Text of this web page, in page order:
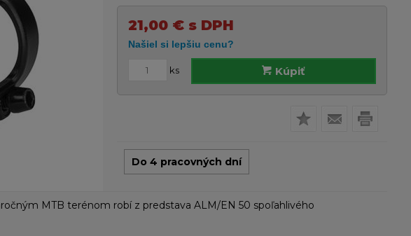
21,00 €s DPH
ks Kúpiť
Do 4 pracovných dní
MTB terénom robí z predstava ALM/EN 50 spoľahlivého